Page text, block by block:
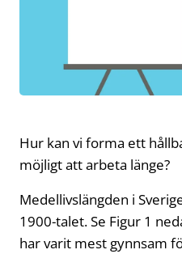
Hur kan vi forma ett
möjligt att arbeta länge?
Medellivslängden i
1900-talet. Se Figur 1
har varit mest gynnsam